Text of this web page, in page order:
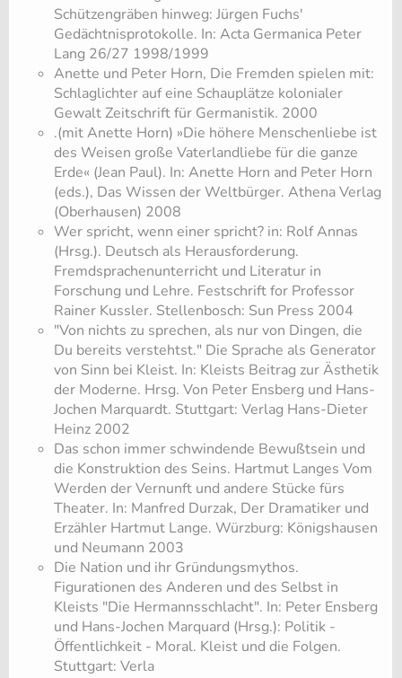
Schützengräben hinweg: Jürgen Fuchs'
Gedächtnisprotokolle. In: Acta Germanica Peter
Lang 26/27 1998/1999
Anette und Peter Horn, Die Fremden spielen mit:
Schlaglichter auf eine Schauplätze kolonialer
Gewalt Zeitschrift für Germanistik. 2000
.(mit Anette Horn) »Die höhere Menschenliebe ist
des Weisen große Vaterlandliebe für die ganze
Erde« (Jean Paul). In: Anette Horn and Peter Horn
(eds.), Das Wissen der Weltbürger. Athena Verlag
(Oberhausen) 2008
Wer spricht, wenn einer spricht? in: Rolf Annas
(Hrsg.). Deutsch als Herausforderung.
Fremdsprachenunterricht und Literatur in
Forschung und Lehre. Festschrift for Professor
Rainer Kussler. Stellenbosch: Sun Press 2004
"Von nichts zu sprechen, als nur von Dingen, die
Du bereits verstehtst." Die Sprache als Generator
von Sinn bei Kleist. In: Kleists Beitrag zur Ästhetik
der Moderne. Hrsg. Von Peter Ensberg und Hans-
Jochen Marquardt. Stuttgart: Verlag Hans-Dieter
Heinz 2002
Das schon immer schwindende Bewußtsein und
die Konstruktion des Seins. Hartmut Langes Vom
Werden der Vernunft und andere Stücke fürs
Theater. In: Manfred Durzak, Der Dramatiker und
Erzähler Hartmut Lange. Würzburg: Königshausen
und Neumann 2003
Die Nation und ihr Gründungsmythos.
Figurationen des Anderen und des Selbst in
Kleists "Die Hermannsschlacht". In: Peter Ensberg
und Hans-Jochen Marquard (Hrsg.): Politik -
Öffentlichkeit - Moral. Kleist und die Folgen.
Stuttgart: Verla